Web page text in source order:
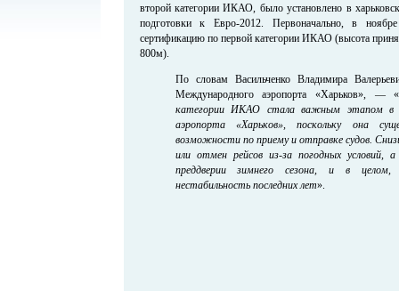
второй категории ИКАО, было установлено в
подготовки к Евро-2012. Первоначально, в
сертификацию по первой категории ИКАО (высота
800м).
По словам Васильченко Владимира
Международного аэропорта «Харьков», — «
категории ИКАО стала важным этапом в
аэропорта «Харьков», поскольку она
возможности по приему и отправке судов.
или отмен рейсов из-за погодных условий,
преддверии зимнего сезона, и в целом,
нестабильность последних лет».